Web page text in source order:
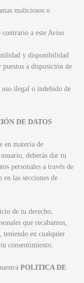
maliciosos o
a este Aviso
y disponibilidad
a disposición de
ilegal o indebido de
DE DATOS
en materia de
deberás dar tu
personales a través de
las secciones de
de tu derecho,
que recabamos,
teniendo en cualquier
consentimiento.
POLITICA DE